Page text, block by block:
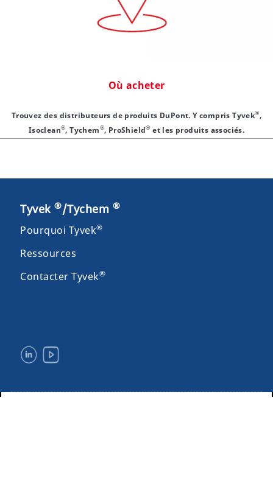
Où acheter
Trouvez des distributeurs de produits DuPont. Y compris Tyvek®,
Isoclean®, Tychem®, ProShield® et les produits associés.
Tyvek ®/Tychem ®
Pourquoi Tyvek®
Ressources
Contacter Tyvek®